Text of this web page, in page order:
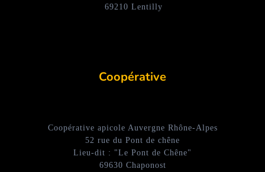
69210 Lentilly
Coopérative
Coopérative apicole Auvergne Rhône-Alpes
52 rue du Pont de chêne
Lieu-dit : "Le Pont de Chêne"
69630 Chaponost